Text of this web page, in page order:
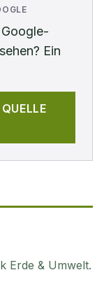
Ein
Erde & Umwelt.